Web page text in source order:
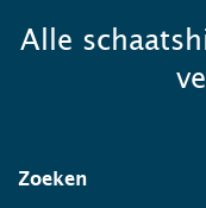
Alle
Zoeken